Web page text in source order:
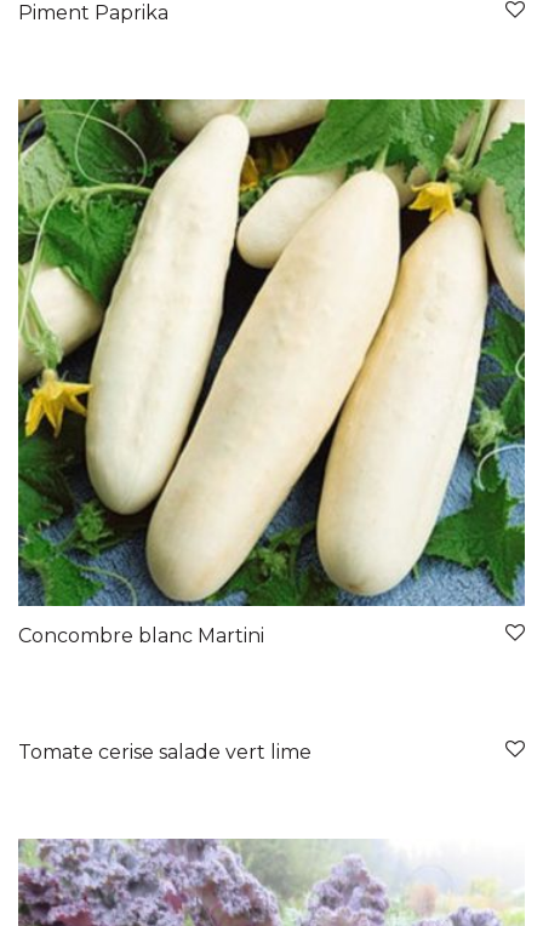
Piment Paprika
Concombre blanc Martini
Nouveauté
Tomate cerise salade vert lime